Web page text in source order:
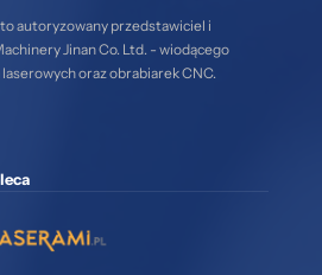
autoryzowany przedstawiciel i
Jinan Co. Ltd. - wiodącego
oraz obrabiarek CNC.